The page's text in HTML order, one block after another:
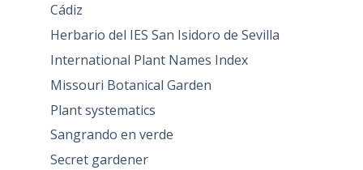
Cádiz
Herbario del IES San Isidoro de Sevilla
International Plant Names Index
Missouri Botanical Garden
Plant systematics
Sangrando en verde
Secret gardener